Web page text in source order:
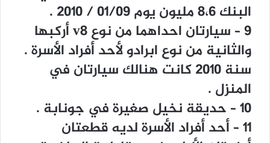
ﺍﻟﺒﻨﻚ ٨،٦ ﻣﻠﻴﻮﻥ ﻳﻮﻡ ٠١/٠٩ / ٢٠١٠ .
٩ – ﺳﻴﺎﺭﺗﺎﻥ ﺍﺣﺪﺍﻫﻤﺎ ﻣﻦ ﻧﻮﻉ v8 ﺃﺭﻛﺒﻬﺎ
ﻭﺍﻟﺜﺎﻧﻴﺔ ﻣﻦ ﻧﻮﻉ ﺍﺑﺮﺍﺩﻭ ﻷﺣﺪ ﺃﻓﺮﺍﺩ ﺍﻷﺳﺮﺓ .
ﺳﻨﺔ ٢٠١٠ ﻛﺎﻧﺖ ﻫﻨﺎﻟﻚ ﺳﻴﺎﺭﺗﺎﻥ ﻓﻲ
ﺍﻟﻤﻨﺰﻝ .
١٠ – ﺣﺪﻳﻘﺔ ﻧﺨﻴﻞ ﺻﻐﻴﺮﺓ ﻓﻲ ﺟﻮﻧﺎﺑﺔ .
١١ – ﺃﺣﺪ ﺃﻓﺮﺍﺩ ﺍﻷﺳﺮﺓ ﻟﺪﻳﻪ ﻗﻄﻌﺘﺎﻥ